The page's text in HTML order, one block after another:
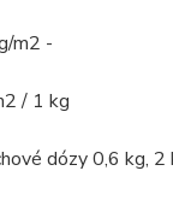
m2 -
/ 1 kg
dózy 0,6 kg, 2